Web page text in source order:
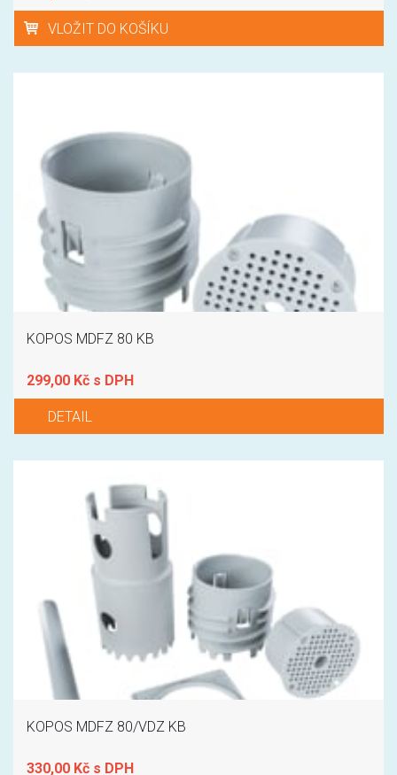
VLOŽIT DO KOŠÍKU
KOPOS MDFZ 80 KB
299,00 Kč s DPH
DETAIL
KOPOS MDFZ 80/VDZ KB
330,00 Kč s DPH